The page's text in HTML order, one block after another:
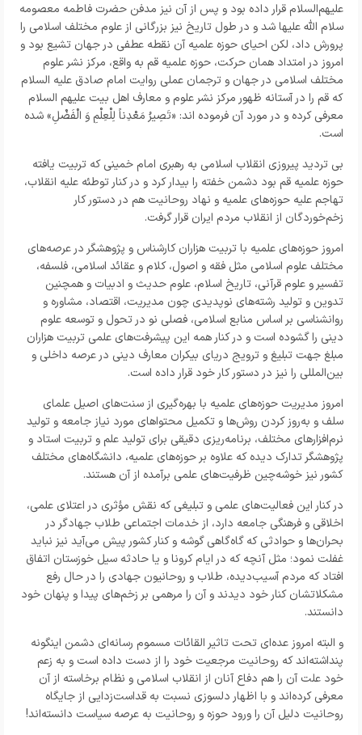
علیهم‌السلام قرار داده بود و پس از آن نیز مدفن حضرت فاطمه معصومه
سلام الله علیها شد و در طول تاریخ نیز بزرگانی از علوم مختلف اسلامی را
پرورش داد، لکن احیای حوزه علمیه آن نقطه عطفی در جهان تشیع بود و
امروز در امتداد همان حرکت، حوزه علمیه قم به واقع، مرکز نشر علوم
مختلف اسلامی در جهان و ترجمان عملی روایت امام صادق علیه السلام
که قم را در آستانه ظهور مرکز نشر علوم و معارف اهل بیت علیهم السلام
معرفی کرده و در مورد آن فرموده اند: «تَصِیرُ مَعْدِناً لِلْعِلْمِ وَ الْفَضْلِ» شده
است.
بی تردید پیروزی انقلاب اسلامی به رهبری امام خمینی که تربیت یافته
حوزه علمیه قم بود دشمن خفته را بیدار کرد و در کنار توطئه علیه انقلاب،
تهاجم علیه حوزه‌های علمیه و نهاد روحانیت هم در دستور کار
زخم‌خوردگان از انقلاب مردم ایران قرار گرفت.
امروز حوزه‌های علمیه با تربیت هزاران کارشناس و پژوهشگر در عرصه‌های
مختلف علوم اسلامی مثل فقه و اصول، کلام و عقائد اسلامی، فلسفه،
تفسیر و علوم قرآنی، تاریخ اسلام، علوم حدیث و ادبیات و همچنین
تدوین و تولید رشته‌های نوپدیدی چون مدیریت، اقتصاد، مشاوره و
روانشناسی بر اساس منابع اسلامی، فصلی نو در تحول و توسعه علوم
دینی را گشوده است و در کنار همه این پیشرفت‌های علمی تربیت هزاران
مبلغ جهت تبلیغ و ترویج دریای بیکران معارف دینی در عرصه داخلی و
بین‌المللی را نیز در دستور کار خود قرار داده است.
امروز مدیریت حوزه‌های علمیه با بهره‌گیری از سنت‌های اصیل علمای
سلف و به‌روز کردن روش‌ها و تکمیل محتواهای مورد نیاز جامعه و تولید
نرم‌افزارهای مختلف، برنامه‌ریزی دقیقی برای تولید علم و تربیت استاد و
پژوهشگر تدارک دیده که علاوه بر حوزه‌های علمیه، دانشگاه‌های مختلف
کشور نیز خوشه‌چین ظرفیت‌های علمی برآمده از آن هستند.
در کنار این فعالیت‌های علمی و تبلیغی که نقش مؤثری در اعتلای علمی،
اخلاقی و فرهنگی جامعه دارد، از خدمات اجتماعی طلاب جهادگر در
بحران‌ها و حوادثی که گاه‌گاهی گوشه و کنار کشور پیش می‌آید نیز نباید
غفلت نمود؛ مثل آنچه که در ایام کرونا و یا حادثه سیل خوزستان اتفاق
افتاد که مردم آسیب‌دیده، طلاب و روحانیون جهادی را در حال رفع
مشکلاتشان کنار خود دیدند و آن را مرهمی بر زخم‌های پیدا و پنهان خود
دانستند.
و البته امروز عده‌ای تحت تاثیر القائات مسموم رسانه‌ای دشمن اینگونه
پنداشته‌اند که روحانیت مرجعیت خود را از دست داده است و به زعم
خود علت آن را هم دفاع آنان از انقلاب اسلامی و نظام برخاسته از آن
معرفی کرده‌اند و با اظهار دلسوزی نسبت به قداست‌زدایی از جایگاه
روحانیت دلیل آن را ورود حوزه و روحانیت به عرصه سیاست دانسته‌اند!